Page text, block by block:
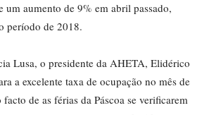
um aumento de 9% em abril passado,
período de 2018.
Lusa, o presidente da AHETA, Elidérico
a excelente taxa de ocupação no mês de
de as férias da Páscoa se verificarem